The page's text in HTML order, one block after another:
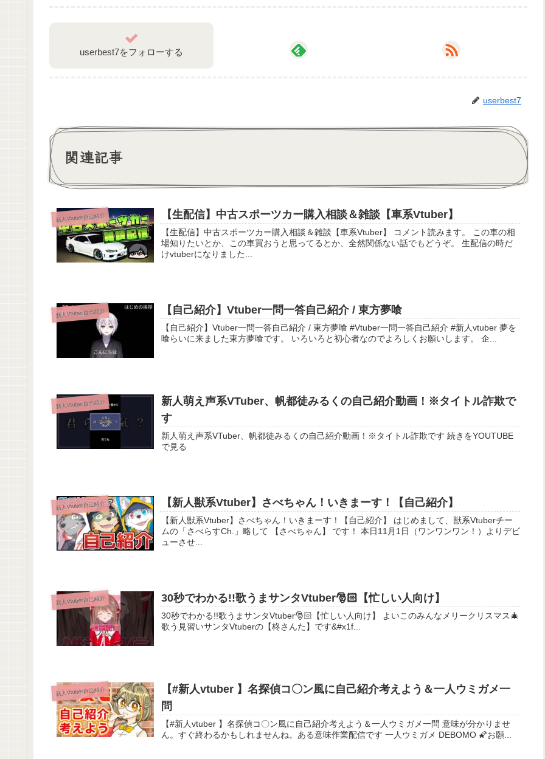
userbest7をフォローする
userbest7
関連記事
新人Vtuber自己紹介 【生配信】中古スポーツカー購入相談＆雑談【車系Vtuber】
【生配信】中古スポーツカー購入相談＆雑談【車系Vtuber】 コメント読みます。 この車の相
場知りたいとか、この車買おうと思ってるとか、全然関係ない話でもどうぞ。 生配信の時だ
けvtuberになりました...
新人Vtuber自己紹介 【自己紹介】Vtuber一問一答自己紹介 / 東方夢喰
【自己紹介】Vtuber一問一答自己紹介 / 東方夢喰 #Vtuber一問一答自己紹介 #新人vtuber 夢を
喰らいに来ました東方夢喰です。 いろいろと初心者なのでよろしくお願いします。 企...
新人Vtuber自己紹介
新人萌え声系VTuber、帆都徒みるくの自己紹介動画！※タイトル詐欺で
す
新人萌え声系VTuber、帆都徒みるくの自己紹介動画！※タイトル詐欺です 続きをYOUTUBE
で見る
新人Vtuber自己紹介 【新人獣系Vtuber】さべちゃん！いきまーす！【自己紹介】
【新人獣系Vtuber】さべちゃん！いきまーす！【自己紹介】 はじめまして、獣系Vtuberチー
ムの「さべらすCh.」略して 【さべちゃん】 です！ 本日11月1日（ワンワンワン！）よりデビ
ューさせ...
新人Vtuber自己紹介 30秒でわかる!!歌うまサンタVtuber🎅🏻【忙しい人向け】
30秒でわかる!!歌うまサンタVtuber🎅🏻【忙しい人向け】 よいこのみんなメリークリスマス🎄
歌う見習いサンタVtuberの【柊さんた】です&#x1f...
新人Vtuber自己紹介
【#新人vtuber 】名探偵コ〇ン風に自己紹介考えよう＆一人ウミガメ一
問
【#新人vtuber 】名探偵コ〇ン風に自己紹介考えよう＆一人ウミガメ一問 意味が分かりませ
ん。すぐ終わるかもしれませんね。ある意味作業配信です 一人ウミガメ DEBOMO 🌠お願...